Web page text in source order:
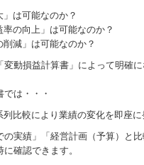
」は可能なのか？
率の向上」は可能なのか？
削減」は可能なのか？
変動損益計算書」によって明確に
は・・・
列比較により業績の変化を即座に
実績」「経営計画（予算）と比
確認できます。